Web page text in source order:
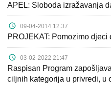
APEL: Sloboda izražavanja
09-04-2014 12:37
PROJEKAT: Pomozimo djeci
03-02-2022 21:47
Raspisan Program
ciljnih kategorija u privredi, u